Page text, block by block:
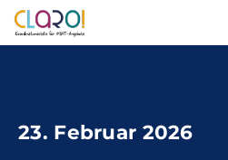
23. Februar 2026